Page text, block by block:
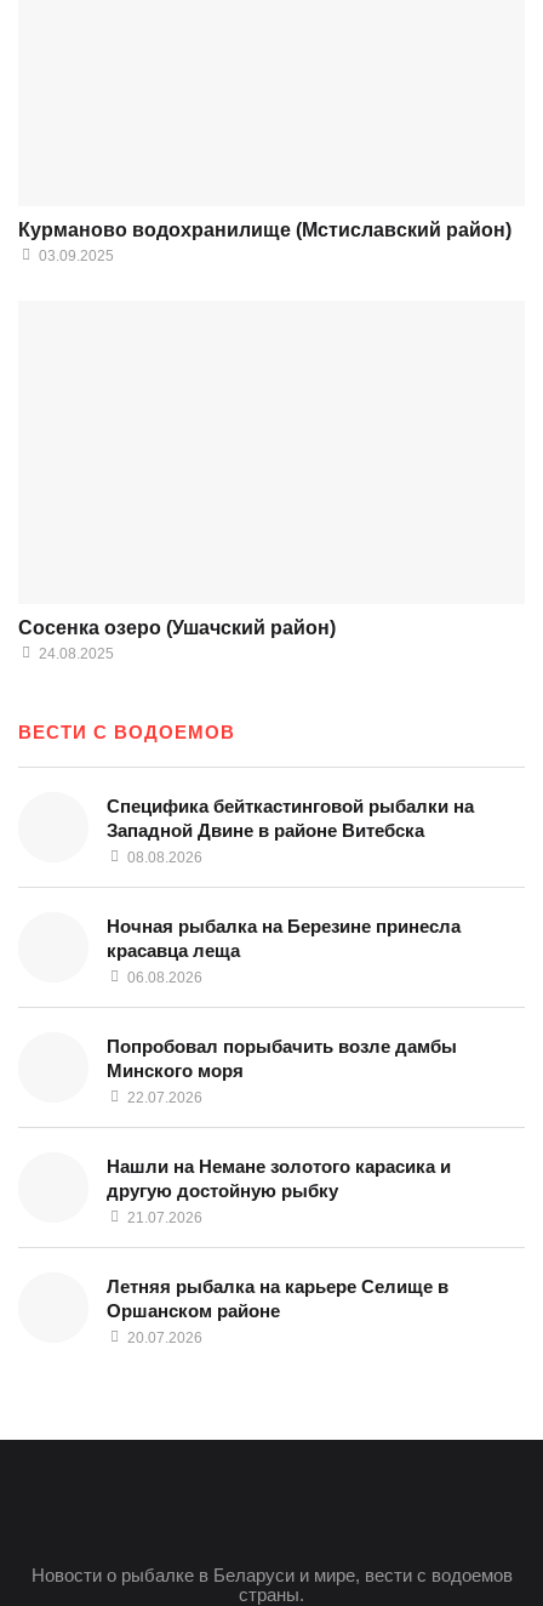
Курманово водохранилище (Мстиславский район)
03.09.2025
Сосенка озеро (Ушачский район)
24.08.2025
ВЕСТИ С ВОДОЕМОВ
Специфика бейткастинговой рыбалки на
Западной Двине в районе Витебска
08.08.2026
Ночная рыбалка на Березине принесла
красавца леща
06.08.2026
Попробовал порыбачить возле дамбы
Минского моря
22.07.2026
Нашли на Немане золотого карасика и
другую достойную рыбку
21.07.2026
Летняя рыбалка на карьере Селище в
Оршанском районе
20.07.2026
Новости о рыбалке в Беларуси и мире, вести с водоемов
страны.